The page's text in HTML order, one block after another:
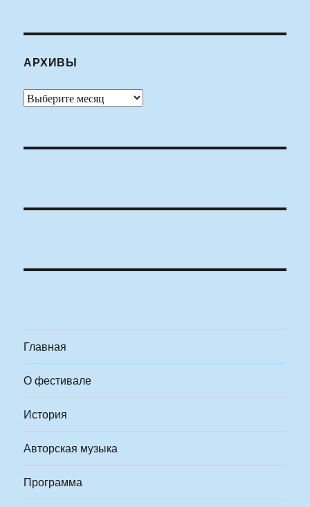
АРХИВЫ
Архивы
Главная
О фестивале
История
Авторская музыка
Программа